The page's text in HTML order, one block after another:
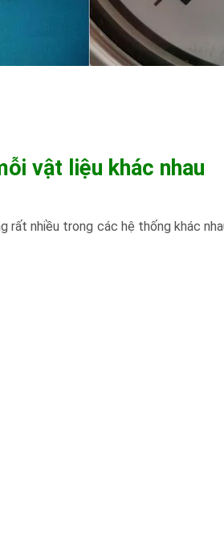
vật liệu khác nhau
rất nhiều trong các hệ thống khác